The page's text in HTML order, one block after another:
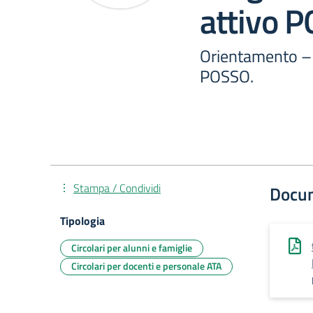
attivo
Orientamento
POSSO.
Stampa / Condividi
Tipologia
Circolari per alunni e famiglie
Circolari per docenti e personale ATA